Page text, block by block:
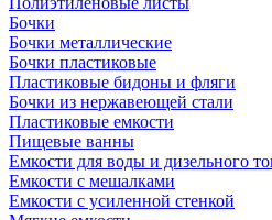
Бочки
Бочки металлические
Бочки пластиковые
Пластиковые бидоны и фляги
Бочки из нержавеющей стали
Пластиковые емкости
Пищевые ванны
Емкости для воды и дизельного
Емкости с мешалками
Емкости с усиленной стенкой